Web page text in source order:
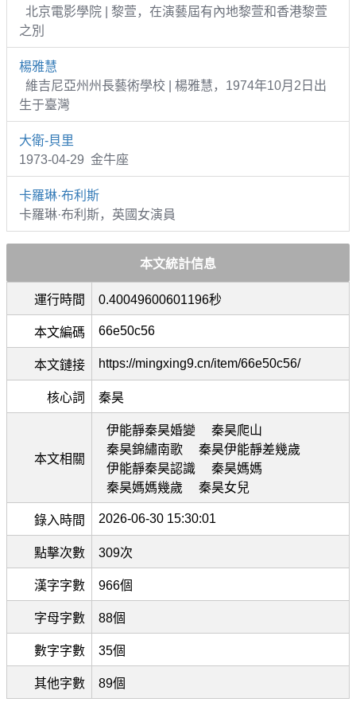
北京電影學院 | 黎萱，在演藝屆有內地黎萱和香港黎萱
之別
楊雅慧
維吉尼亞州州長藝術學校 | 楊雅慧，1974年10月2日出
生于臺灣
大衛-貝里
1973-04-29 金牛座
卡羅琳·布利斯
卡羅琳·布利斯，英國女演員
本文統計信息
運行時間 0.40049600601196秒
本文編碼 66e50c56
本文鏈接 https://mingxing9.cn/item/66e50c56/
核心詞 秦昊
本文相關
伊能靜秦昊婚變
秦昊爬山
秦昊錦繡南歌
秦昊伊能靜差幾歲
伊能靜秦昊認識
秦昊媽媽
秦昊媽媽幾歲
秦昊女兒
錄入時間 2026-06-30 15:30:01
點擊次數 309次
漢字字數 966個
字母字數 88個
數字字數 35個
其他字數 89個